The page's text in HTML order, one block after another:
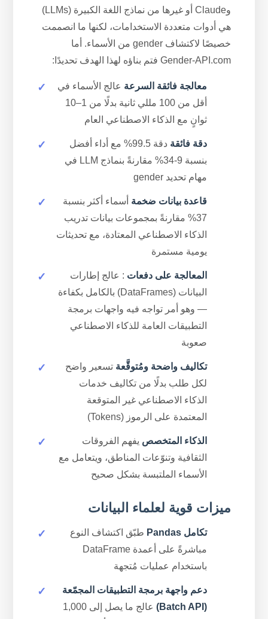
وClaude أو غيرها من نماذج اللغة الكبيرة (LLMs)
هي أدوات متعددة الاستخدامات، لكنها ما انصممت
خصيصًا لاكتشاف gender من الأسماء. أما
Gender-API.com فتم بناؤه لهذا الهدف تحديدًا:
معالجة فائقة السرعة عالج الأسماء في
أقل من 100 مللي ثانية بدلًا من 1–10
ثوانٍ مع الذكاء الاصطناعي العام
دقة فائقة
دقة 99.5% مع أداء أفضل
بنسبة 9-34% مقارنةً بنماذج LLM في
مهام تحديد gender
قاعدة بيانات ضخمة أسماء أكثر بنسبة
37% مقارنةً بمجموعات بيانات تدريب
الذكاء الاصطناعي المعتادة، مع تحديثات
يومية مستمرة
المعالجة على دفعات : عالج إطارات
البيانات (DataFrames) بالكامل بكفاءة
— وهو أمر تواجه فيه واجهات برمجة
التطبيقات العامة للذكاء الاصطناعي
صعوبة
تكاليف واضحة ومُتوقَّعة تسعير واضح
لكل طلب بدلًا من تكاليف خدمات
الذكاء الاصطناعي غير المتوقعة
المعتمدة على الرموز (Tokens)
الذكاء المتخصص يفهم الفروقات
الثقافية وتنوّعات المناطق، ويتعامل مع
الأسماء الملتبسة بشكل صحيح
ميزات قوية لعلماء البيانات
تكامل Pandas
طبّق اكتشاف النوع
مباشرةً على أعمدة DataFrame
باستخدام عمليات مُتجهة
دعم واجهة برمجة التطبيقات المجمّعة
(Batch API)
عالج ما يصل إلى 1,000